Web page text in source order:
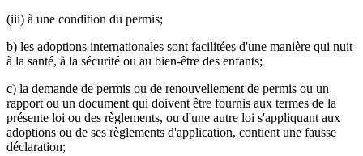
(iii) à une condition du permis;
b) les adoptions internationales sont facilitées d'une manière qui nuit
à la santé, à la sécurité ou au bien-être des enfants;
c) la demande de permis ou de renouvellement de permis ou un
rapport ou un document qui doivent être fournis aux termes de la
présente loi ou des règlements, ou d'une autre loi s'appliquant aux
adoptions ou de ses règlements d'application, contient une fausse
déclaration;